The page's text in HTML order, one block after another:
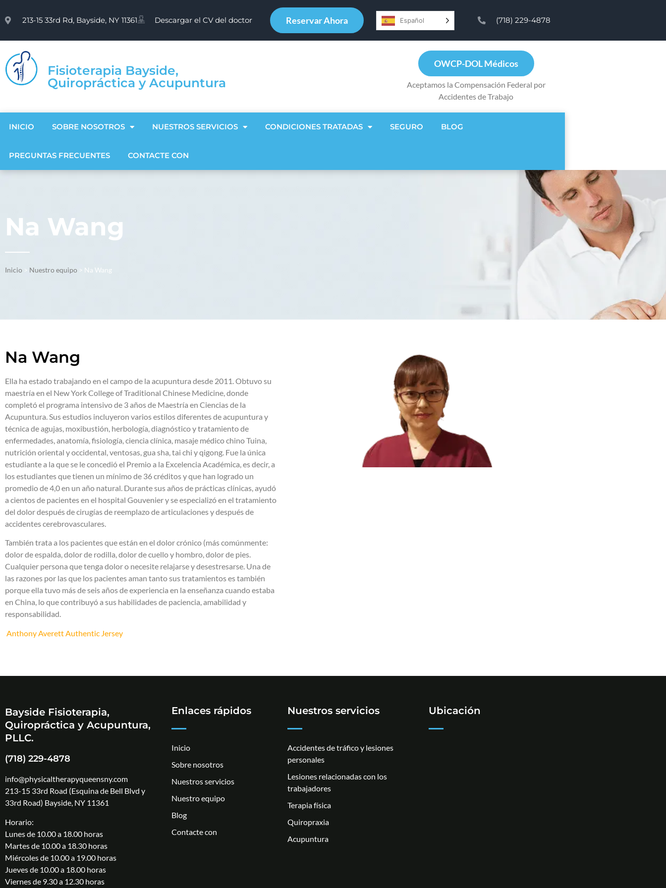
213-15 33rd Rd, Bayside, NY 11361 Descargar el CV del doctor Reservar Ahora Español (718) 229-4878
Fisioterapia Bayside,
Quiropráctica y Acupuntura
OWCP-DOL Médicos
Aceptamos la Compensación Federal por
Accidentes de Trabajo
INICIO SOBRE NOSOTROS NUESTROS SERVICIOS CONDICIONES TRATADAS SEGURO BLOG
PREGUNTAS FRECUENTES CONTACTE CON
Na Wang
Inicio > Nuestro equipo > Na Wang
Na Wang
Ella ha estado trabajando en el campo de la acupuntura desde 2011. Obtuvo su
maestría en el New York College of Traditional Chinese Medicine, donde
completó el programa intensivo de 3 años de Maestría en Ciencias de la
Acupuntura. Sus estudios incluyeron varios estilos diferentes de acupuntura y
técnica de agujas, moxibustión, herbología, diagnóstico y tratamiento de
enfermedades, anatomía, fisiología, ciencia clínica, masaje médico chino Tuina,
nutrición oriental y occidental, ventosas, gua sha, tai chi y qigong. Fue la única
estudiante a la que se le concedió el Premio a la Excelencia Académica, es decir, a
los estudiantes que tienen un mínimo de 36 créditos y que han logrado un
promedio de 4,0 en un año natural. Durante sus años de prácticas clínicas, ayudó
a cientos de pacientes en el hospital Gouvenier y se especializó en el tratamiento
del dolor después de cirugías de reemplazo de articulaciones y después de
accidentes cerebrovasculares.
También trata a los pacientes que están en el dolor crónico (más comúnmente:
dolor de espalda, dolor de rodilla, dolor de cuello y hombro, dolor de pies.
Cualquier persona que tenga dolor o necesite relajarse y desestresarse. Una de
las razones por las que los pacientes aman tanto sus tratamientos es también
porque ella tuvo más de seis años de experiencia en la enseñanza cuando estaba
en China, lo que contribuyó a sus habilidades de paciencia, amabilidad y
responsabilidad.
Anthony Averett Authentic Jersey
Bayside Fisioterapia,
Quiropráctica y Acupuntura,
PLLC.
(718) 229-4878
info@physicaltherapyqueensny.com
213-15 33rd Road (Esquina de Bell Blvd y
33rd Road) Bayside, NY 11361
Horario:
Lunes de 10.00 a 18.00 horas
Martes de 10.00 a 18.30 horas
Miércoles de 10.00 a 19.00 horas
Jueves de 10.00 a 18.00 horas
Viernes de 9.30 a 12.30 horas
Enlaces rápidos
Inicio
Sobre nosotros
Nuestros servicios
Nuestro equipo
Blog
Contacte con
Nuestros servicios
Accidentes de tráfico y lesiones
personales
Lesiones relacionadas con los
trabajadores
Terapia física
Quiropraxia
Acupuntura
Ubicación